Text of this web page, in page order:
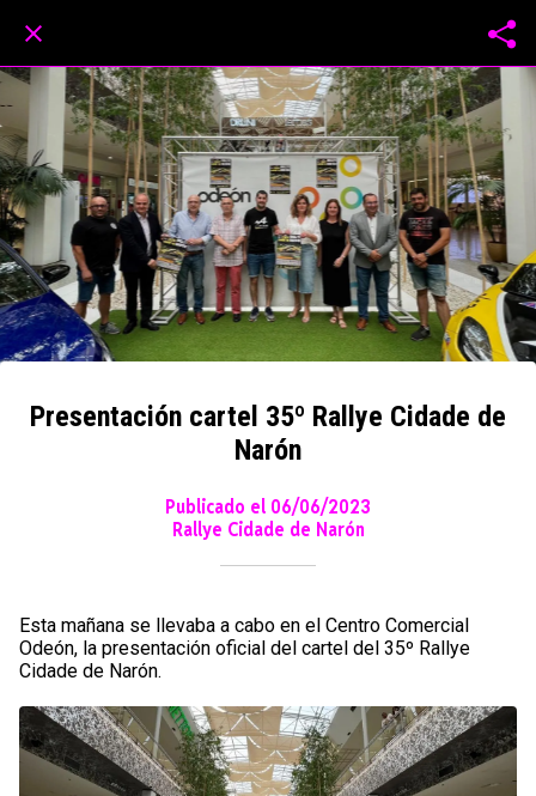
Presentación cartel 35º Rallye Cidade de
Narón
Publicado el 06/06/2023
Rallye Cidade de Narón
Esta mañana se llevaba a cabo en el Centro Comercial
Odeón, la presentación oficial del cartel del 35º Rallye
Cidade de Narón.